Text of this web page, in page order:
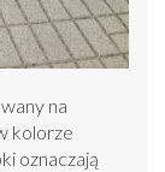
na
kolorze
oznaczają